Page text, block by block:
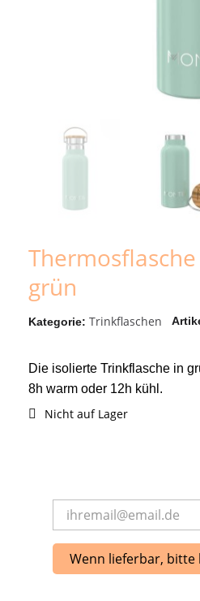
grün
Kategorie Trinkflaschen
Die isolierte Trinkflasche in
8h warm oder 12h kühl.
Nicht auf Lager
Wenn lieferbar, bitte